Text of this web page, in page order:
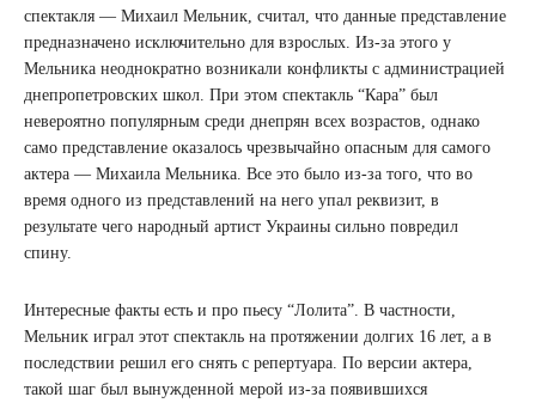
спектакля — Михаил Мельник, считал, что данные представление
предназначено исключительно для взрослых. Из-за этого у
Мельника неоднократно возникали конфликты с администрацией
днепропетровских школ. При этом спектакль “Кара” был
невероятно популярным среди днепрян всех возрастов, однако
само представление оказалось чрезвычайно опасным для самого
актера — Михаила Мельника. Все это было из-за того, что во
время одного из представлений на него упал реквизит, в
результате чего народный артист Украины сильно повредил
спину.
Интересные факты есть и про пьесу “Лолита”. В частности,
Мельник играл этот спектакль на протяжении долгих 16 лет, а в
последствии решил его снять с репертуара. По версии актера,
такой шаг был вынужденной мерой из-за появившихся